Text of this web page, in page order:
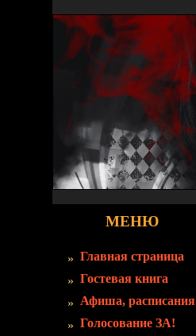
МЕНЮ
Главная страница
Гостевая книга
Афиша, расписания
Голосование ЗА!